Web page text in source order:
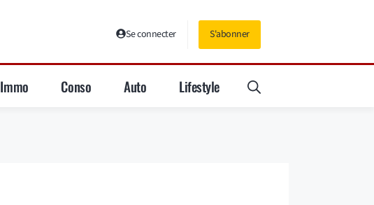
Se connecter S'abonner
Immo Conso Auto Lifestyle